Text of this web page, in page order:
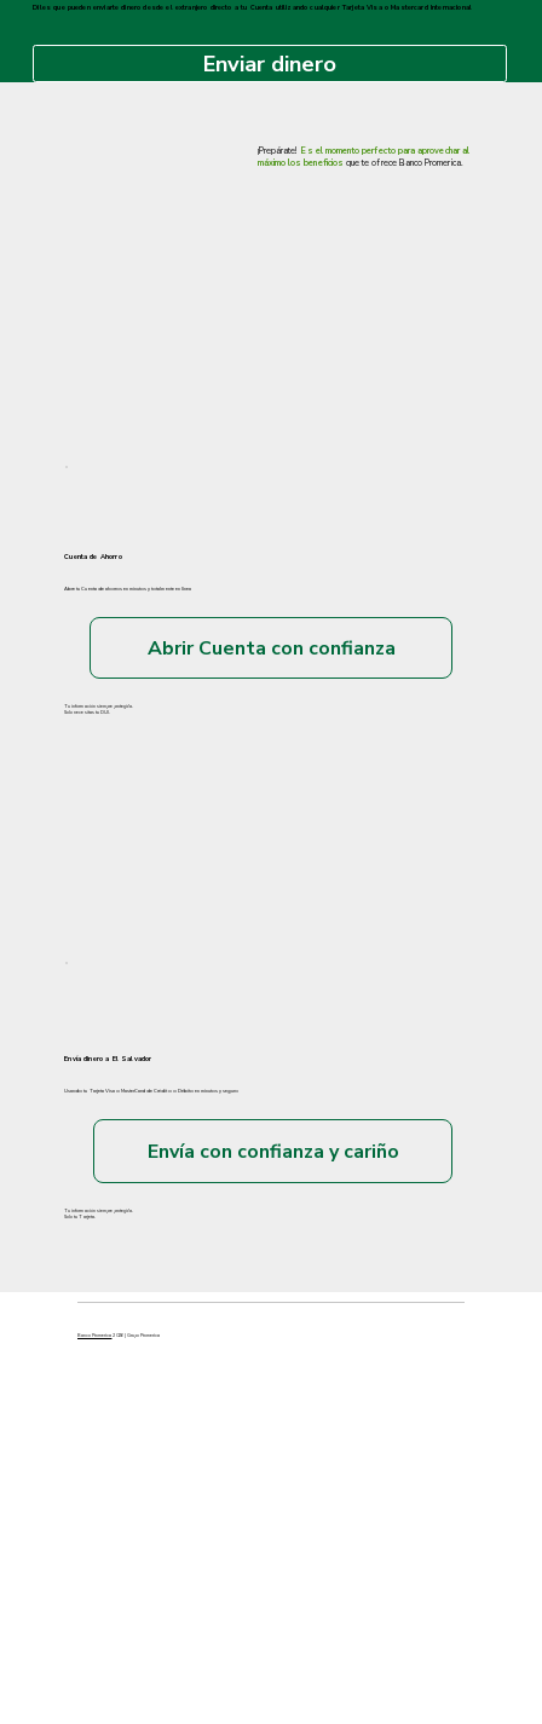
Diles que pueden enviarte dinero desde el extranjero directo a tu Cuenta utilizando cualquier Tarjeta Visa o Mastercard Internacional
Enviar dinero
¡Prepárate! Es el momento perfecto para aprovechar al
máximo los beneficios que te ofrece Banco Promerica.
Cuenta de Ahorro
Abre tu Cuenta de ahorros en minutos y totalmente en línea
Abrir Cuenta con confianza
Tu información siempre protegida.
Solo necesitas tu DUI.
Envía dinero a El Salvador
Usando tu Tarjeta Visa o MasterCard de Crédito o Débito en minutos y seguro
Envía con confianza y cariño
Tu información siempre protegida.
Solo tu Tarjeta.
Banco Promerica 2026 | Grupo Promerica